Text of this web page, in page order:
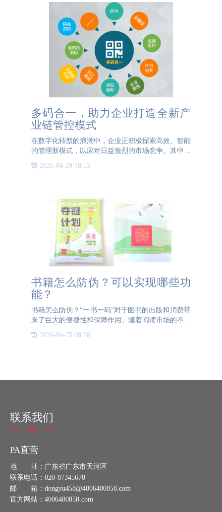
多码合一，助力企业打造全新产
业链管控模式
在数字化转型的浪潮中，企业正积极探索高效、智能
的管理新模式，以应对日益激烈的市场竞争。其中，
多码合一这种形式，正逐步成为企业打造全新产业链
管控模式的关键驱动力。 多码合一是将传统供应链
2026-04-29 18:53
书籍怎么防伪？可以实现哪些功
能？
书籍怎么防伪？“一书一码”对于图书的出版和消费带
来了巨大的便捷性和保障作用。随着阅读市场的不断
扩大，预计在未来几年这种技术会在图书行业扮演越
来越重要的角色，成为了打击盗版和保护书籍合法权
2026-04-25 08:28
联系我们
PA直营
地 址：广东省广东市天河区
联系电话：020-87345678
邮 箱：dongyu458@4006400858.com
官方网站：4006400858.com